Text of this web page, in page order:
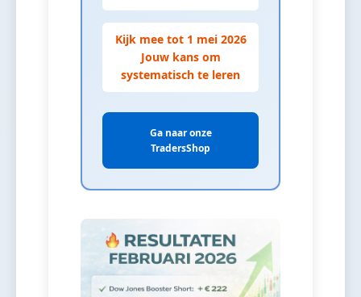
Kijk mee tot 1 mei 2026
Jouw kans om
systematisch te leren
Ga naar onze
TradersShop